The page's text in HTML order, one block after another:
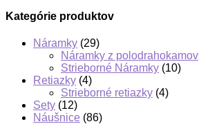
Kategórie produktov
Náramky (29)
Náramky z polodrahokamov
Strieborné Náramky (10)
Retiazky (4)
Strieborné retiazky (4)
Sety (12)
Náušnice (86)